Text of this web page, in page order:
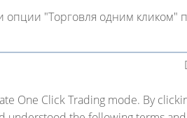
"Торговля одним кликом"
One Click Trading mode. By